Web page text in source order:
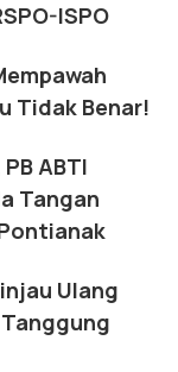
ISPO
Tidak Benar!
ABTI
Tangan
Ulang